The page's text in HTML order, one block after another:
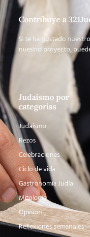
Contribuye a
Si te ha gustado
nuestro proyecto,
Judaísmo por
categorías
Judaísmo
Rezos
Celebraciones
Ciclo de vida
Gastronomía Judía
Mitología
Opinión
Reflexiones semanales